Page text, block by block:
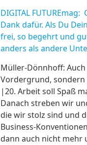
DIGITAL
Dank dafür. Als Du
frei, so begehrt und
anders als andere
Müller-Dönnhoff:
Vordergrund, sondern
|20. Arbeit soll Spaß
Danach streben wir
die wir stolz sind und
Business-
dann auch nicht mehr